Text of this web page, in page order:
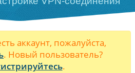
аккаунт, пожалуйста,
. Новый пользователь?
.